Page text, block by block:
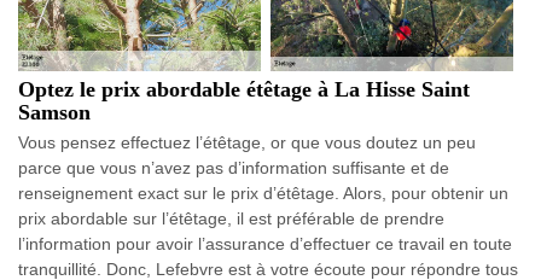
Optez le prix abordable étêtage à La Hisse Saint
Samson
Vous pensez effectuez l’étêtage, or que vous doutez un peu
parce que vous n’avez pas d’information suffisante et de
renseignement exact sur le prix d’étêtage. Alors, pour obtenir un
prix abordable sur l’étêtage, il est préférable de prendre
l’information pour avoir l’assurance d’effectuer ce travail en toute
tranquillité. Donc, Lefebvre est à votre écoute pour répondre tous